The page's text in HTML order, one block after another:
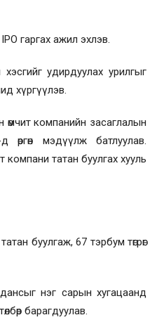
гаргах ажил эхлэв.
удирдуулах урилгыг
хүргүүлэв.
компанийн засаглалын
өргөн мэдүүлж батлуулав.
компани татан буулгах хууль
буулгаж, 67 тэрбум төгрөг
нэг сарын хугацаанд
барагдуулав.